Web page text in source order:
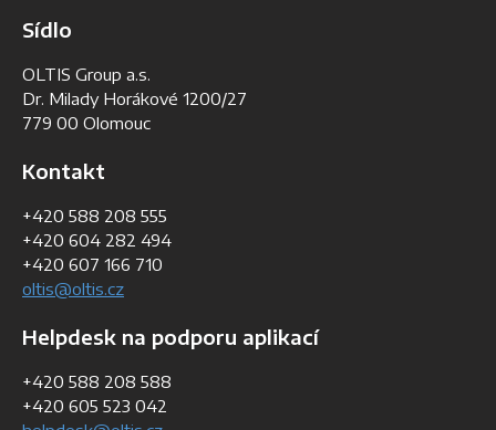
Sídlo
OLTIS Group a.s.
Dr. Milady Horákové 1200/27
779 00 Olomouc
Kontakt
+420 588 208 555
+420 604 282 494
+420 607 166 710
oltis@oltis.cz
Helpdesk na podporu aplikací
+420 588 208 588
+420 605 523 042